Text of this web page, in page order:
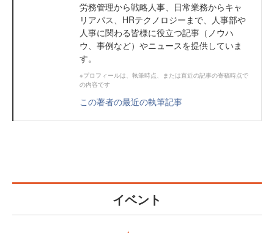
労務管理から戦略人事、日常業務からキャ
リアパス、HRテクノロジーまで、人事部や
人事に関わる皆様に役立つ記事（ノウハ
ウ、事例など）やニュースを提供していま
す。
※プロフィールは、執筆時点、または直近の記事の寄稿時点で
の内容です
この著者の最近の執筆記事
イベント